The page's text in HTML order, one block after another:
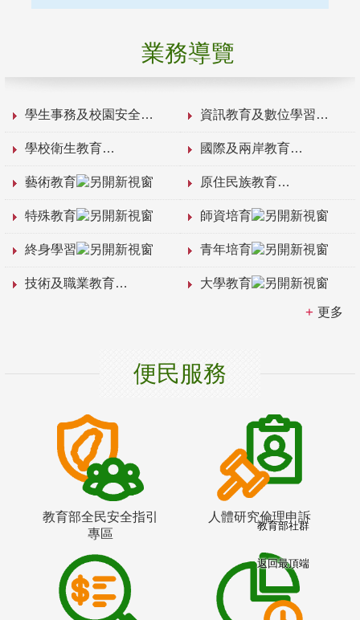
業務導覽
學生事務及校園安全 資訊教育及數位學習
學校衛生教育 國際及兩岸教育
藝術教育 原住民族教育
特殊教育 師資培育
終身學習 青年培育
技術及職業教育 大學教育
更多
便民服務
教育部全民安全指引
專區
人體研究倫理申訴
教育部社群
返回最頂端